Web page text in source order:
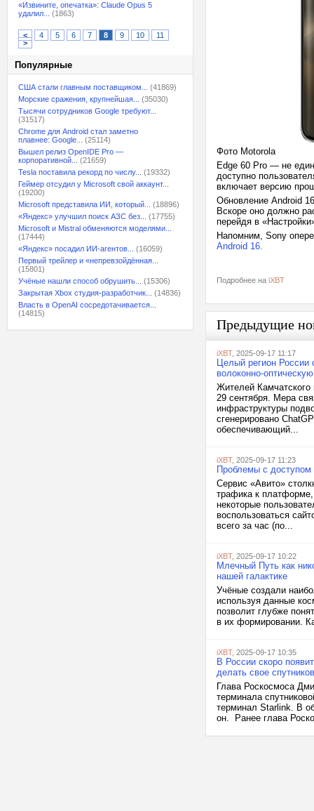
«Извините, опечатка»: Claude Opus 5
удалил...
(1863)
< 4 5 6 7 8 9 10
11
>
Популярные
США стали главным поставщиком...
(41869)
Морские сражения, крупнейшая...
(35030)
Тысячи сотрудников Google требуют...
(31517)
Chrome для Android стал заметно
плавнее: Google...
(25114)
Вышел релиз OpenIDE Pro —
корпоративной...
(21659)
Tesla поставила рекорд по числу...
(19332)
Геймер отсудил у Microsoft свой аккаунт...
(19200)
Microsoft представила ИИ, который...
(18896)
«Яндекс» улучшил поиск АЗС без...
(17755)
Microsoft и Mistral обменяются моделями...
(17444)
«Яндекс» посадил ИИ-агентов...
(16059)
Первый трейлер и «непревзойдённая...
(15801)
Учёные нашли способ обрушить...
(15306)
Закрытая Xbox студия-разработчик...
(14836)
Власть в OpenAI сосредотачивается...
(14815)
Фото Motorola
Edge 60 Pro — не
доступно
включает версию
Обновление Android
Вскоре оно должно
перейдя в
Напомним, Sony
Android 16.
Подробнее на iXBT
Предыдущие
iXBT, 2025-09-17 11:17
Целый регион России
волоконно-
Жителей Камчатского
29 сентября. Мера
инфраструктуры
сгенерировано
обеспечивающий...
iXBT, 2025-09-17 11:23
Проблемы с доступом
Сервис «Авито»
трафика к
некоторые
воспользоваться
всего за час (по...
iXBT, 2025-09-17 10:22
Млечный Путь как
нашей галактике
Учёные создали
используя данные
позволит глубже
в их формировании.
iXBT, 2025-09-17 10:35
В России скоро
делать свое
Глава Роскосмоса
терминала
терминал Starlink. В
он. Ранее глава